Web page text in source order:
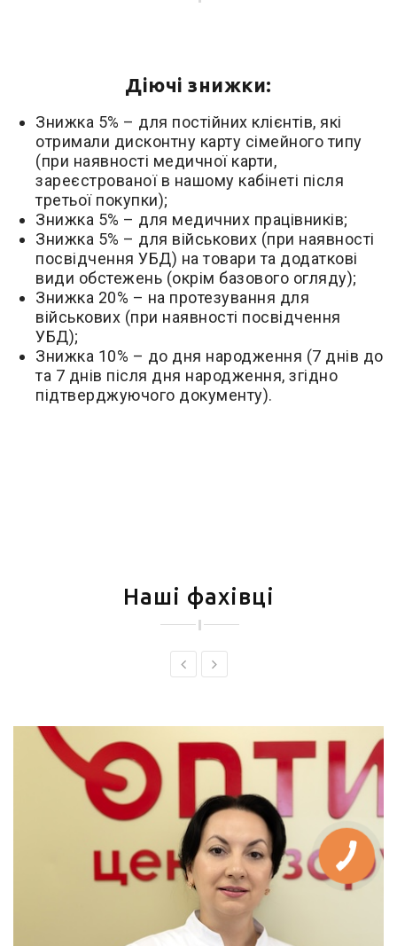
Діючі знижки:
Знижка 5% – для постійних клієнтів, які
отримали дисконтну карту сімейного типу
(при наявності медичної карти,
зареєстрованої в нашому кабінеті після
третьої покупки);
Знижка 5% – для медичних працівників;
Знижка 5% – для військових (при наявності
посвідчення УБД) на товари та додаткові
види обстежень (окрім базового огляду);
Знижка 20% – на протезування для
військових (при наявності посвідчення
УБД);
Знижка 10% – до дня народження (7 днів до
та 7 днів після дня народження, згідно
підтверджуючого документу).
Наші фахівці